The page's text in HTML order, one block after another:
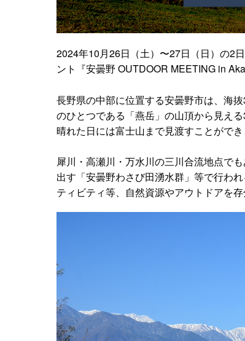
2024年10月26日（土）〜27日（日）の2
ント『安曇野 OUTDOOR MEETING in
長野県の中部に位置する安曇野市は、海
のひとつである「燕岳」の山頂から見え
晴れた日には富士山まで見渡すことができ
犀川・高瀬川・万水川の三川合流地点で
出す「安曇野わさび田湧水群」等で行わ
ティビティ等、自然資源やアウトドアを存